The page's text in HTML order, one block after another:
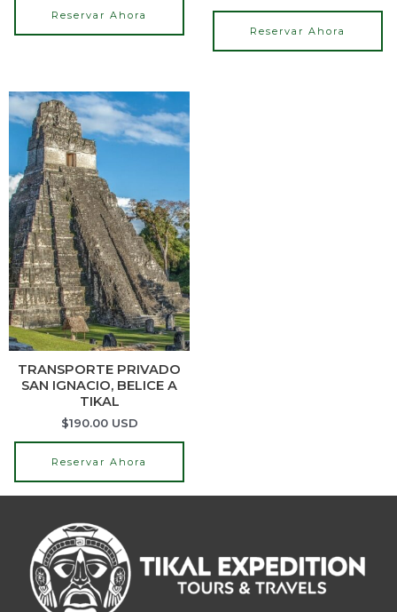
Reservar Ahora
Reservar Ahora
TRANSPORTE PRIVADO
SAN IGNACIO, BELICE A
TIKAL
$190.00USD
Reservar Ahora